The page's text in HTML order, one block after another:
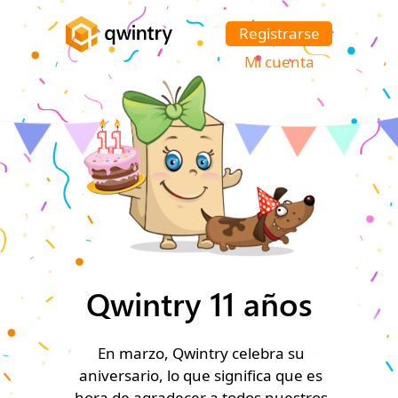
En marzo, Qwintry celebra su
aniversario, lo que significa que es
Registrarse
Mi cuenta
Qwintry 11 años